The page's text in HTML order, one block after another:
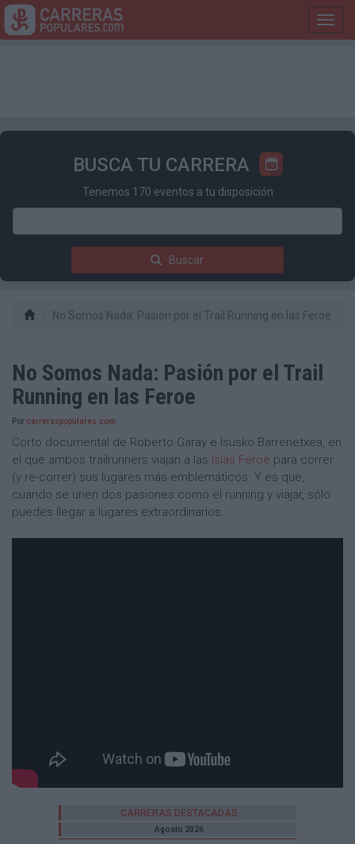
BUSCA TU CARRERA
Tenemos 170 eventos a tu disposición
Buscar
No Somos Nada: Pasión por el Trail Running en las Feroe
No Somos Nada: Pasión por el Trail
Running en las Feroe
Por carreraspopulares.com
Corto documental de Roberto Garay e Isusko Barrenetxea, en
el que ambos trailrunners viajan a las Islas Feroe para correr
(y re-correr) sus lugares más emblemáticos. Y es que,
cuando se unen dos pasiones como el running y viajar, sólo
puedes llegar a lugares extraordinarios.
CARRERAS DESTACADAS
Agosto 2026